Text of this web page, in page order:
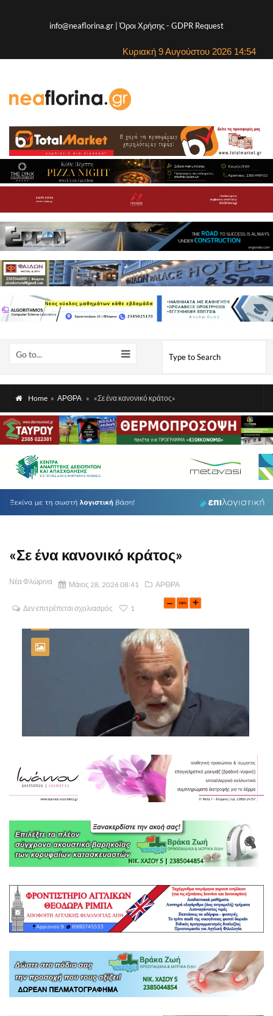
info@neaflorina.gr |Όροι Χρήσης- GDPR Request
Κυριακή 9 Αυγούστου 2026 14:54
Go to...
Home » ΑΡΘΡΑ » «Σε ένα κανονικό κράτος»
«Σε ένα κανονικό κράτος»
Νέα Φλώρινα Μάιος 28, 2026 08:41 ΑΡΘΡΑ
Δεν επιτρέπεται σχολιασμός 1